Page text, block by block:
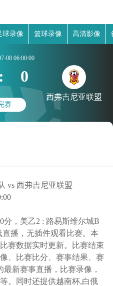
球录像 篮球录像 高清影像
08 06:00:00
: 0
赛
西弗吉尼亚联盟
vs 西弗吉尼亚联盟
分，美乙2 : 路易斯维尔城B
播，无插件观看比赛。本
赛数据实时更新。比赛结束
、比赛比分、赛事结果、赛
新赛事直播，比赛录像，
。同时还提供越南杯,白俄